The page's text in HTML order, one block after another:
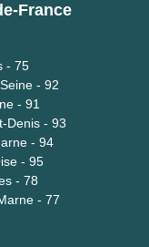
France
- 75
- 92
- 91
Denis - 93
- 94
- 95
- 78
- 77